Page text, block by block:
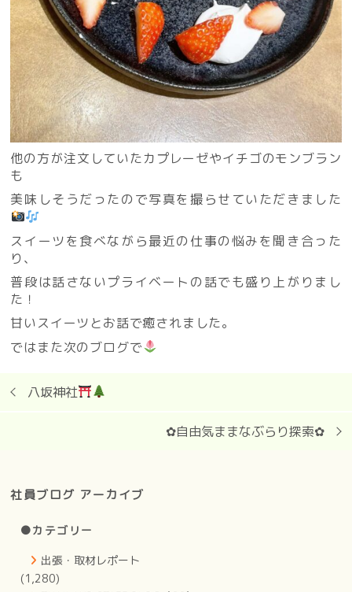
他の方が注文していたカプレーゼやイチゴのモンブラン
も
美味しそうだったので写真を撮らせていただきました
スイーツを食べながら最近の仕事の悩みを聞き合った
り、
普段は話さないプライベートの話でも盛り上がりまし
た！
甘いスイーツとお話で癒されました。
ではまた次のブログで
八坂神社
︎✿自由気ままなぶらり探索✿
社員ブログ アーカイブ
●カテゴリー
出張・取材レポート
(1,280)